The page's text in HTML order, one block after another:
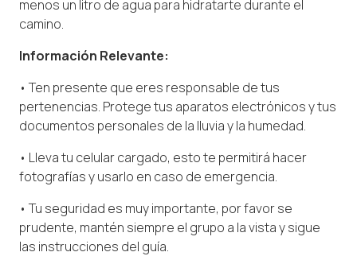
menos un litro de agua para hidratarte durante el
camino.
Información Relevante:
• Ten presente que eres responsable de tus
pertenencias. Protege tus aparatos electrónicos y tus
documentos personales de la lluvia y la humedad.
• Lleva tu celular cargado, esto te permitirá hacer
fotografías y usarlo en caso de emergencia.
• Tu seguridad es muy importante, por favor se
prudente, mantén siempre el grupo a la vista y sigue
las instrucciones del guía.